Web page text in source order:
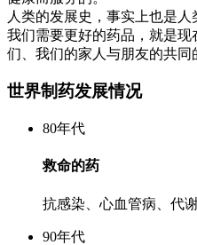
人类的发展史，事实上也是人
我们需要更好的药品，就是
们、我们的家人与朋友的共同
世界制药发展情况
80年代
救命的药
抗感染、心血管病、代
90年代